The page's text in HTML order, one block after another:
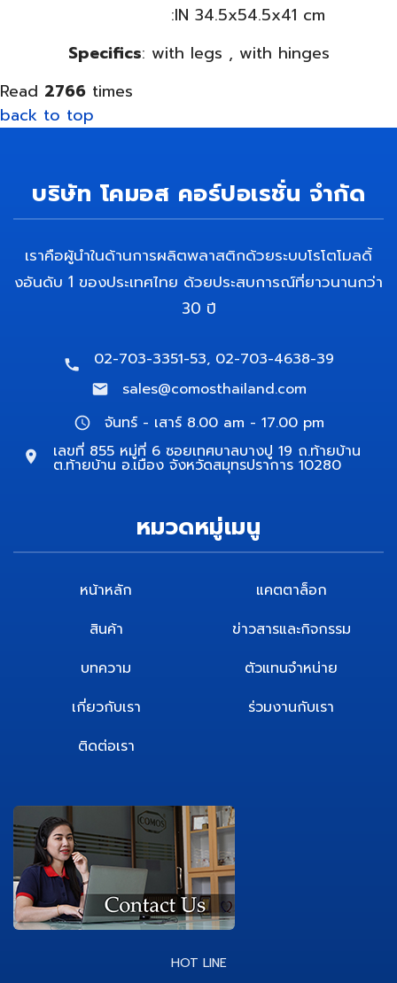
:IN 34.5x54.5x41 cm
Specifics: with legs , with hinges
Read 2766 times
back to top
บริษัท โคมอส คอร์ปอเรชั่น จำกัด
เราคือผู้นำในด้านการผลิตพลาสติกด้วยระบบโรโตโมลดิ้
งอันดับ 1 ของประเทศไทย ด้วยประสบการณ์ที่ยาวนานกว่า
30 ปี
02-703-3351-53, 02-703-4638-39
sales@comosthailand.com
จันทร์ - เสาร์ 8.00 am - 17.00 pm
เลขที่ 855 หมู่ที่ 6 ซอยเทศบาลบางปู 19 ถ.ท้ายบ้าน
ต.ท้ายบ้าน อ.เมือง จังหวัดสมุทรปราการ 10280
หมวดหมู่เมนู
หน้าหลัก
แคตตาล็อก
สินค้า
ข่าวสารและกิจกรรม
บทความ
ตัวแทนจำหน่าย
เกี่ยวกับเรา
ร่วมงานกับเรา
ติดต่อเรา
HOT LINE